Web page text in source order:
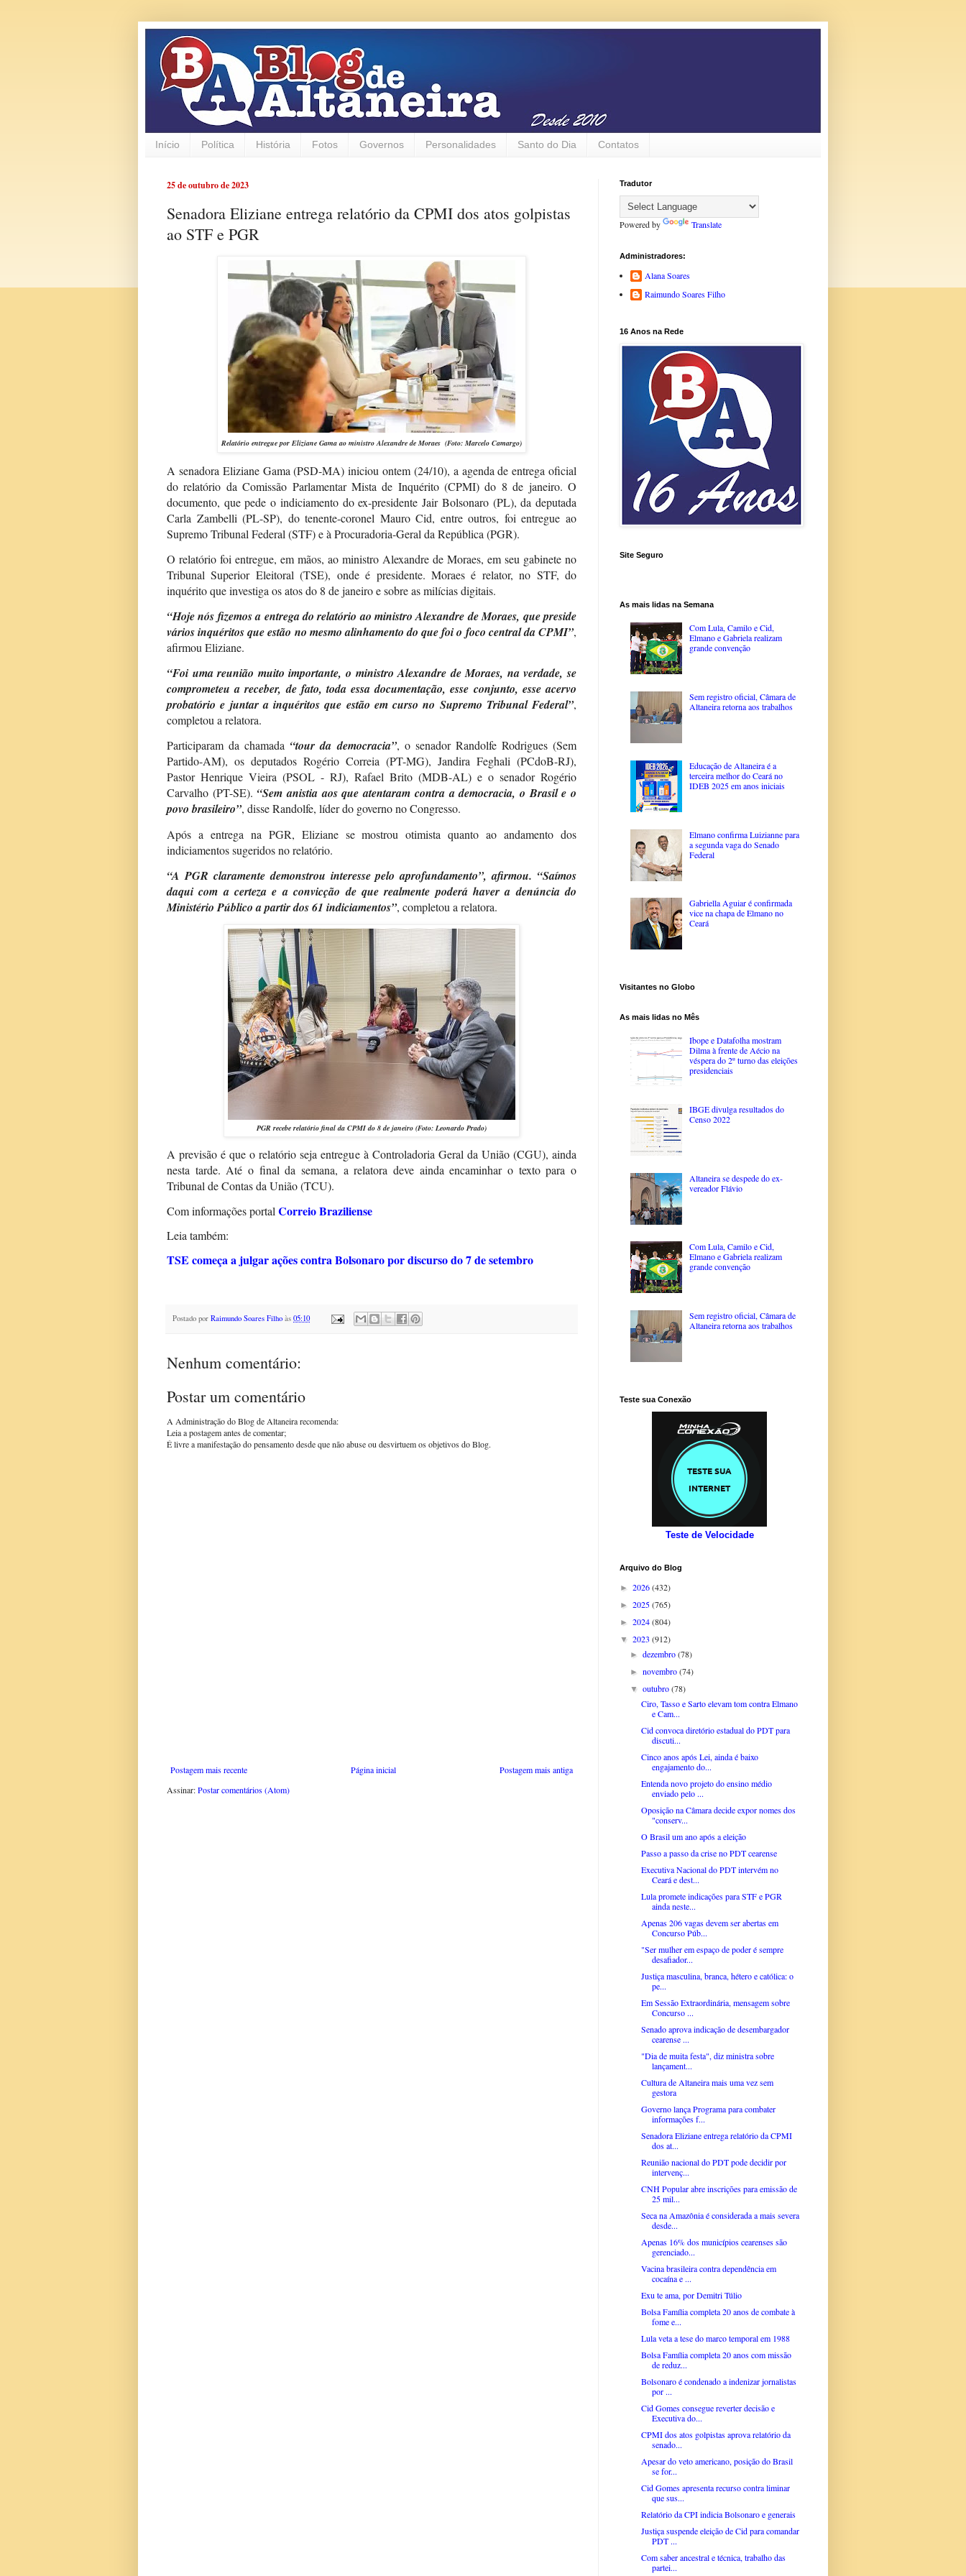
Início Política História Fotos Governos Personalidades Santo do Dia Contatos
25 de outubro de 2023
Senadora Eliziane entrega relatório da CPMI dos atos golpistas
ao STF e PGR
Relatório entregue por Eliziane Gama ao ministro Alexandre de Moraes (Foto: Marcelo Camargo)
A senadora Eliziane Gama (PSD-MA) iniciou ontem (24/10), a agenda de entrega oficial
do relatório da Comissão Parlamentar Mista de Inquérito (CPMI) do 8 de janeiro. O
documento, que pede o indiciamento do ex-presidente Jair Bolsonaro (PL), da deputada
Carla Zambelli (PL-SP), do tenente-coronel Mauro Cid, entre outros, foi entregue ao
Supremo Tribunal Federal (STF) e à Procuradoria-Geral da República (PGR).
O relatório foi entregue, em mãos, ao ministro Alexandre de Moraes, em seu gabinete no
Tribunal Superior Eleitoral (TSE), onde é presidente. Moraes é relator, no STF, do
inquérito que investiga os atos do 8 de janeiro e sobre as milícias digitais.
“Hoje nós fizemos a entrega do relatório ao ministro Alexandre de Moraes, que preside
vários inquéritos que estão no mesmo alinhamento do que foi o foco central da CPMI”,
afirmou Eliziane.
“Foi uma reunião muito importante, o ministro Alexandre de Moraes, na verdade, se
comprometeu a receber, de fato, toda essa documentação, esse conjunto, esse acervo
probatório e juntar a inquéritos que estão em curso no Supremo Tribunal Federal”,
completou a relatora.
Participaram da chamada “tour da democracia”, o senador Randolfe Rodrigues (Sem
Partido-AM), os deputados Rogério Correia (PT-MG), Jandira Feghali (PCdoB-RJ),
Pastor Henrique Vieira (PSOL - RJ), Rafael Brito (MDB-AL) e o senador Rogério
Carvalho (PT-SE). “Sem anistia aos que atentaram contra a democracia, o Brasil e o
povo brasileiro”, disse Randolfe, líder do governo no Congresso.
Após a entrega na PGR, Eliziane se mostrou otimista quanto ao andamento dos
indiciamentos sugeridos no relatório.
“A PGR claramente demonstrou interesse pelo aprofundamento”, afirmou. “Saímos
daqui com a certeza e a convicção de que realmente poderá haver a denúncia do
Ministério Público a partir dos 61 indiciamentos”, completou a relatora.
PGR recebe relatório final da CPMI do 8 de janeiro (Foto: Leonardo Prado)
A previsão é que o relatório seja entregue à Controladoria Geral da União (CGU), ainda
nesta tarde. Até o final da semana, a relatora deve ainda encaminhar o texto para o
Tribunal de Contas da União (TCU).
Com informações portalCorreio Braziliense
Leia também:
TSE começa a julgar ações contra Bolsonaro por discurso do 7 de setembro
Postado por Raimundo Soares Filho às 05:10
Nenhum comentário:
Postar um comentário
A Administração do Blog de Altaneira recomenda:
Leia a postagem antes de comentar;
É livre a manifestação do pensamento desde que não abuse ou desvirtuem os objetivos do Blog.
Postagem mais recente Postagem mais antiga
Página inicial
Assinar:Postar comentários (Atom)
Tradutor
Powered by Translate
Administradores:
Alana Soares
Raimundo Soares Filho
16 Anos na Rede
Site Seguro
As mais lidas na Semana
Com Lula, Camilo e Cid,
Elmano e Gabriela realizam
grande convenção
Sem registro oficial, Câmara de
Altaneira retorna aos trabalhos
Educação de Altaneira é a
terceira melhor do Ceará no
IDEB 2025 em anos iniciais
Elmano confirma Luizianne para
a segunda vaga do Senado
Federal
Gabriella Aguiar é confirmada
vice na chapa de Elmano no
Ceará
Visitantes no Globo
As mais lidas no Mês
Ibope e Datafolha mostram
Dilma à frente de Aécio na
véspera do 2º turno das eleições
presidenciais
IBGE divulga resultados do
Censo 2022
Altaneira se despede do ex-
vereador Flávio
Com Lula, Camilo e Cid,
Elmano e Gabriela realizam
grande convenção
Sem registro oficial, Câmara de
Altaneira retorna aos trabalhos
Teste sua Conexão
Teste de Velocidade
Arquivo do Blog
► 2026(432)
► 2025(765)
► 2024(804)
▼ 2023 (912)
►dezembro(78)
►novembro(74)
▼outubro(78)
Ciro, Tasso e Sarto elevam tom contra Elmano
e Cam...
Cid convoca diretório estadual do PDT para
discuti...
Cinco anos após Lei, ainda é baixo
engajamento do...
Entenda novo projeto do ensino médio
enviado pelo ...
Oposição na Câmara decide expor nomes dos
"conserv...
O Brasil um ano após a eleição
Passo a passo da crise no PDT cearense
Executiva Nacional do PDT intervém no
Ceará e dest...
Lula promete indicações para STF e PGR
ainda neste...
Apenas 206 vagas devem ser abertas em
Concurso Púb...
"Ser mulher em espaço de poder é sempre
desafiador...
Justiça masculina, branca, hétero e católica: o
pe...
Em Sessão Extraordinária, mensagem sobre
Concurso ...
Senado aprova indicação de desembargador
cearense ...
"Dia de muita festa", diz ministra sobre
lançament...
Cultura de Altaneira mais uma vez sem
gestora
Governo lança Programa para combater
informações f...
Senadora Eliziane entrega relatório da CPMI
dos at...
Reunião nacional do PDT pode decidir por
intervenç...
CNH Popular abre inscrições para emissão de
25 mil...
Seca na Amazônia é considerada a mais severa
desde...
Apenas 16% dos municípios cearenses são
gerenciado...
Vacina brasileira contra dependência em
cocaína e ...
Exu te ama, por Demitri Túlio
Bolsa Família completa 20 anos de combate à
fome e...
Lula veta a tese do marco temporal em 1988
Bolsa Família completa 20 anos com missão
de reduz...
Bolsonaro é condenado a indenizar jornalistas
por ...
Cid Gomes consegue reverter decisão e
Executiva do...
CPMI dos atos golpistas aprova relatório da
senado...
Apesar do veto americano, posição do Brasil
se for...
Cid Gomes apresenta recurso contra liminar
que sus...
Relatório da CPI indicia Bolsonaro e generais
Justiça suspende eleição de Cid para comandar
PDT ...
Com saber ancestral e técnica, trabalho das
partei...